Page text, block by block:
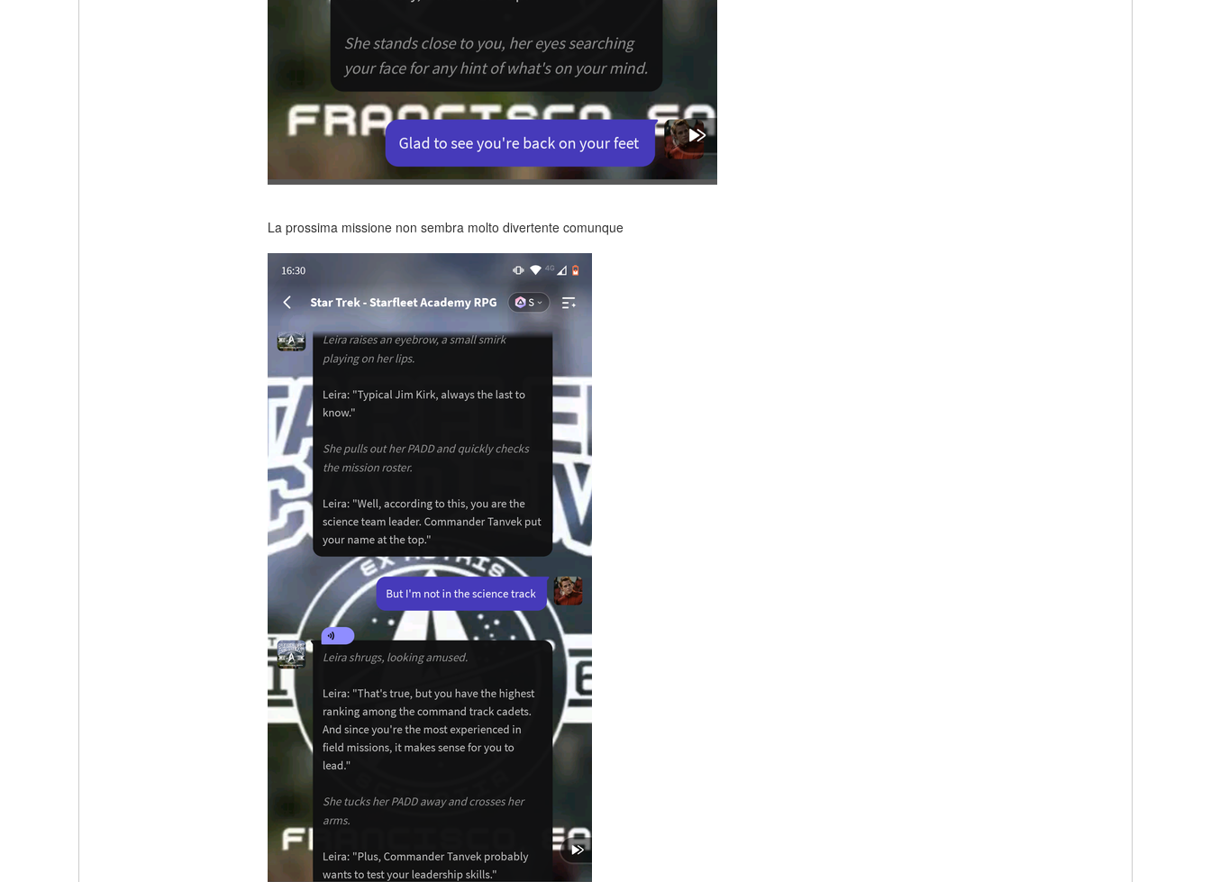
La prossima missione non sembra molto divertente comunque